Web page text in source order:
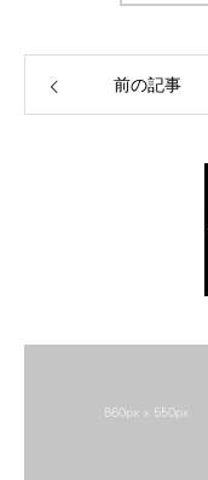
前の記事